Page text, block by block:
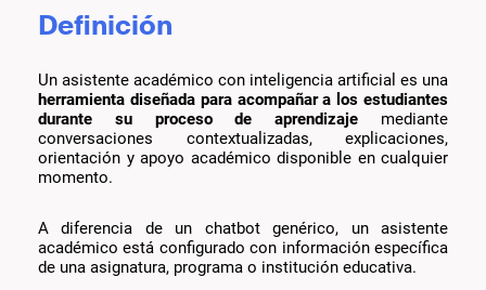
Definición
Un asistente académico con inteligencia artificial es una
herramienta diseñada para acompañar a los estudiantes
durante su proceso de aprendizaje mediante
conversaciones contextualizadas, explicaciones,
orientación y apoyo académico disponible en cualquier
momento.
A diferencia de un chatbot genérico, un asistente
académico está configurado con información específica
de una asignatura, programa o institución educativa.